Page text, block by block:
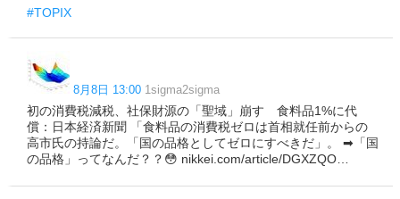
#TOPIX
8月8日 13:00 1sigma2sigma
初の消費税減税、社保財源の「聖域」崩す 食料品1%に代
償：日本経済新聞 「食料品の消費税ゼロは首相就任前からの
高市氏の持論だ。「国の品格としてゼロにすべきだ」。 ➡「国
の品格」ってなんだ？？😳 nikkei.com/article/DGXZQO…